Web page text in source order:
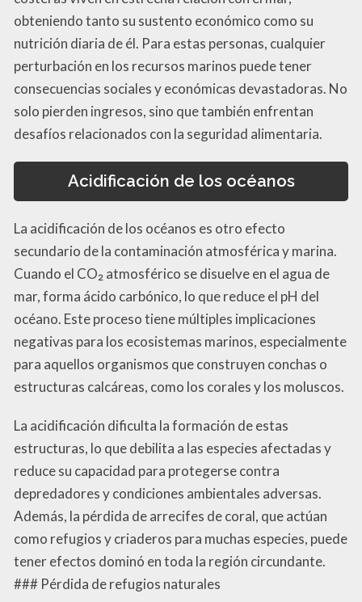
obteniendo tanto su sustento económico como su
nutrición diaria de él. Para estas personas, cualquier
perturbación en los recursos marinos puede tener
consecuencias sociales y económicas devastadoras. No
solo pierden ingresos, sino que también enfrentan
desafíos relacionados con la seguridad alimentaria.
Acidificación de los océanos
La acidificación de los océanos es otro efecto
secundario de la contaminación atmosférica y marina.
Cuando el CO₂ atmosférico se disuelve en el agua de
mar, forma ácido carbónico, lo que reduce el pH del
océano. Este proceso tiene múltiples implicaciones
negativas para los ecosistemas marinos, especialmente
para aquellos organismos que construyen conchas o
estructuras calcáreas, como los corales y los moluscos.
La acidificación dificulta la formación de estas
estructuras, lo que debilita a las especies afectadas y
reduce su capacidad para protegerse contra
depredadores y condiciones ambientales adversas.
Además, la pérdida de arrecifes de coral, que actúan
como refugios y criaderos para muchas especies, puede
tener efectos dominó en toda la región circundante.
### Pérdida de refugios naturales